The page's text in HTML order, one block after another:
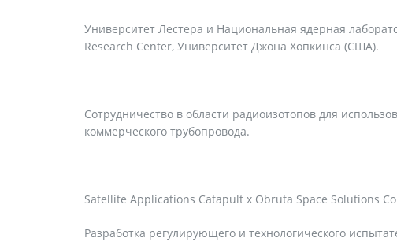
Университет Лестера и Национальная ядерная
Research Center, Университет Джона Хопкинса (США).
Сотрудничество в области радиоизотопов для
коммерческого трубопровода.
Satellite Applications Catapult x Obruta Space Solutions
Разработка регулирующего и технологического